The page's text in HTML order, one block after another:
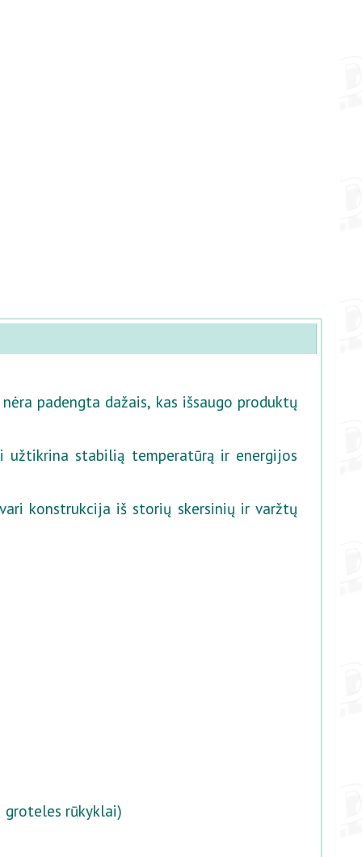
padengta dažais, kas išsaugo produktų
stabilią temperatūrą ir energijos
konstrukcija iš storių skersinių ir varžtų
groteles rūkyklai)